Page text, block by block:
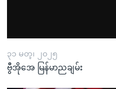
၃၁ မတ္၊ ၂၀၂၅
ဗွီအိုအေ မြန်မာညချမ်း